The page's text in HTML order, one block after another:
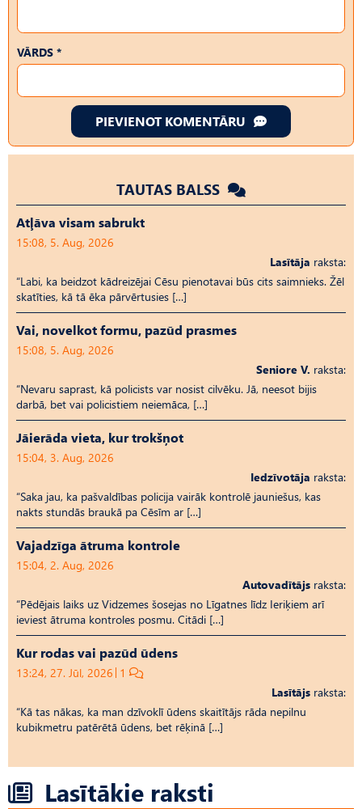
VĀRDS *
PIEVIENOT KOMENTĀRU
TAUTAS BALSS
Atļāva visam sabrukt
15:08, 5. Aug, 2026
Lasītāja raksta:
“Labi, ka beidzot kādreizējai Cēsu pienotavai būs cits saimnieks. Žēl
skatīties, kā tā ēka pārvērtusies […]
Vai, novelkot formu, pazūd prasmes
15:08, 5. Aug, 2026
Seniore V. raksta:
“Nevaru saprast, kā policists var nosist cilvēku. Jā, neesot bijis
darbā, bet vai policistiem neiemāca, […]
Jāierāda vieta, kur trokšņot
15:04, 3. Aug, 2026
Iedzīvotāja raksta:
“Saka jau, ka pašvaldības policija vairāk kontrolē jauniešus, kas
nakts stundās braukā pa Cēsīm ar […]
Vajadzīga ātruma kontrole
15:04, 2. Aug, 2026
Autovadītājs raksta:
“Pēdējais laiks uz Vid­ze­mes šosejas no Līgatnes līdz Ieriķiem arī
ieviest ātruma kontroles posmu. Citādi […]
Kur rodas vai pazūd ūdens
13:24, 27. Jūl, 2026 1
Lasītājs raksta:
“Kā tas nākas, ka man dzīvoklī ūdens skaitītājs rāda nepilnu
kubikmetru patērētā ūdens, bet rēķinā […]
Lasītākie raksti